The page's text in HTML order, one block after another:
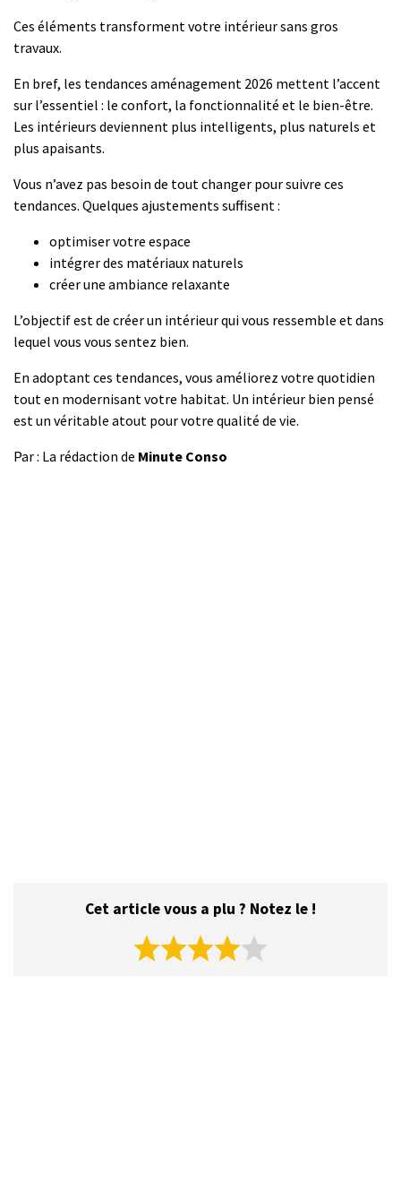
Ces éléments transforment votre intérieur sans gros
travaux.
En bref, les tendances aménagement 2026 mettent l’accent
sur l’essentiel : le confort, la fonctionnalité et le bien-être.
Les intérieurs deviennent plus intelligents, plus naturels et
plus apaisants.
Vous n’avez pas besoin de tout changer pour suivre ces
tendances. Quelques ajustements suffisent :
optimiser votre espace
intégrer des matériaux naturels
créer une ambiance relaxante
L’objectif est de créer un intérieur qui vous ressemble et dans
lequel vous vous sentez bien.
En adoptant ces tendances, vous améliorez votre quotidien
tout en modernisant votre habitat. Un intérieur bien pensé
est un véritable atout pour votre qualité de vie.
Par : La rédaction de Minute Conso
Cet article vous a plu ? Notez le !